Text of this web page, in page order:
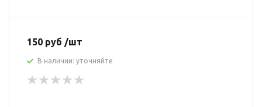
150 руб /шт
В наличии: уточняйте